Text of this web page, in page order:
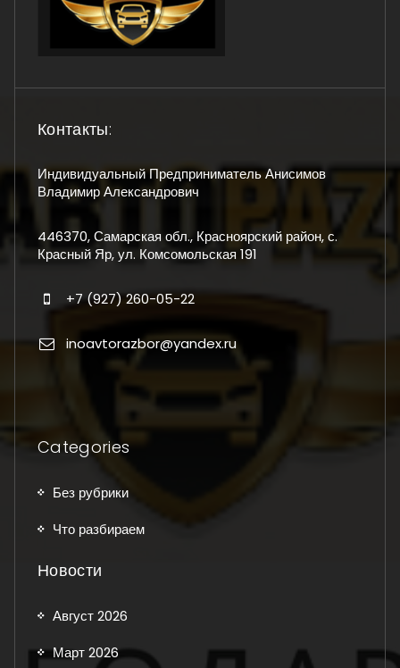
Контакты:
Индивидуальный Предприниматель Анисимов
Владимир Александрович
446370, Самарская обл., Красноярский район, с.
Красный Яр, ул. Комсомольская 191
+7 (927) 260-05-22
inoavtorazbor@yandex.ru
Categories
Без рубрики
Что разбираем
Новости
Август 2026
Март 2026